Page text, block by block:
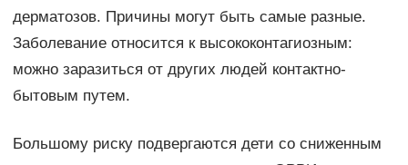
дерматозов. Причины могут быть самые разные.
Заболевание относится к высококонтагиозным:
можно заразиться от других людей контактно-
бытовым путем.
Большому риску подвергаются дети со сниженным